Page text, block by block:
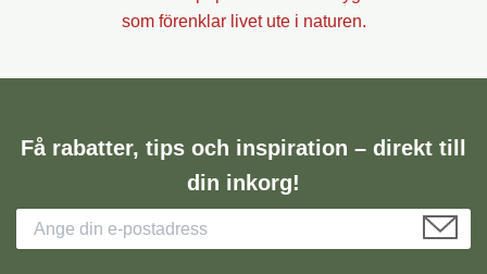
som förenklar livet ute i naturen.
Få rabatter, tips och inspiration – direkt till
din inkorg!